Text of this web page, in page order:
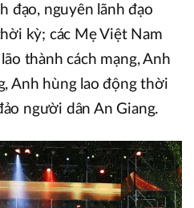
đạo, nguyên lãnh đạo
kỳ; các Mẹ Việt Nam
thành cách mạng, Anh
Anh hùng lao động thời
người dân An Giang.